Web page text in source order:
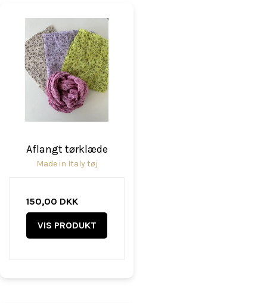
Aflangt tørklæde
Made in Italy tøj
150,00 DKK
VIS PRODUKT